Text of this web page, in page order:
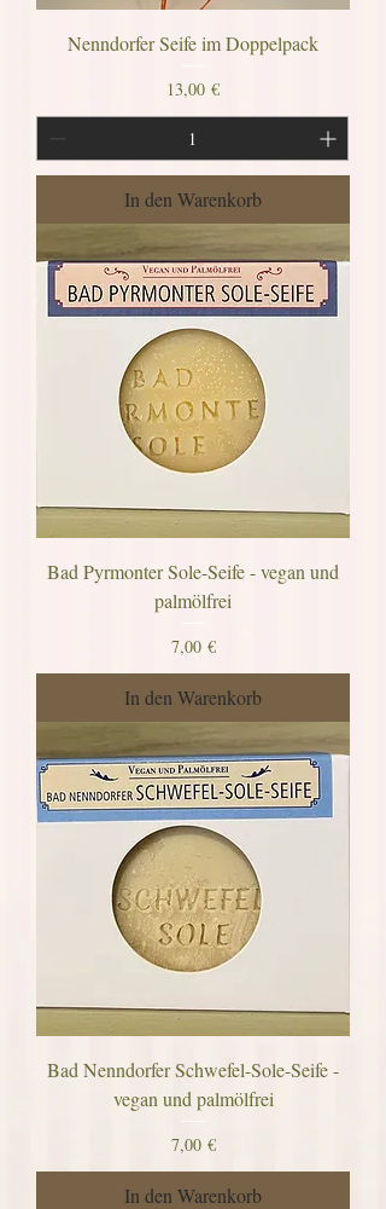
Nenndorfer Seife im Doppelpack
Preis
13,00 €
In den Warenkorb
Bad Pyrmonter Sole-Seife - vegan und
palmölfrei
Preis
7,00 €
In den Warenkorb
Bad Nenndorfer Schwefel-Sole-Seife -
vegan und palmölfrei
Preis
7,00 €
In den Warenkorb